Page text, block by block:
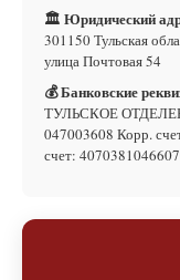
🏛 Юридический
301150 Тульская
улица Почтовая 54
💰 Банковские
ТУЛЬСКОЕ
047003608 Корр.
счет: